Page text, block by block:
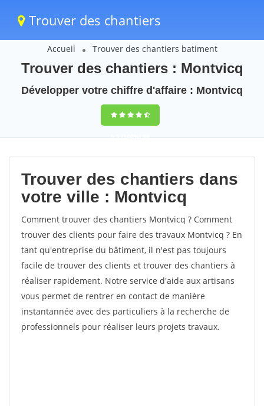
Trouver des chantiers
Accueil Trouver des chantiers batiment
Trouver des chantiers : Montvicq
Développer votre chiffre d'affaire : Montvicq
9,5(100%)56
votes
Trouver des chantiers dans
votre ville : Montvicq
Comment trouver des chantiers Montvicq ? Comment
trouver des clients pour faire des travaux Montvicq ? En
tant qu'entreprise du bâtiment, il n'est pas toujours
facile de trouver des clients et trouver des chantiers à
réaliser rapidement. Notre service d'aide aux artisans
vous permet de rentrer en contact de manière
instantannée avec des particuliers à la recherche de
professionnels pour réaliser leurs projets travaux.